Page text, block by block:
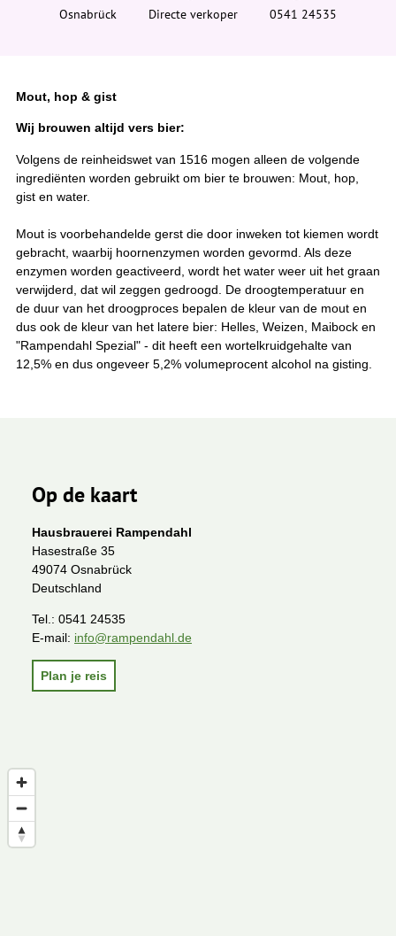
e
Osnabrück Directe verkoper 0541 24535
Mout, hop & gist
Wij brouwen altijd vers bier:
Volgens de reinheidswet van 1516 mogen alleen de volgende
ingrediënten worden gebruikt om bier te brouwen: Mout, hop,
gist en water.
Mout is voorbehandelde gerst die door inweken tot kiemen wordt
gebracht, waarbij hoornenzymen worden gevormd. Als deze
enzymen worden geactiveerd, wordt het water weer uit het graan
verwijderd, dat wil zeggen gedroogd. De droogtemperatuur en
de duur van het droogproces bepalen de kleur van de mout en
dus ook de kleur van het latere bier: Helles, Weizen, Maibock en
"Rampendahl Spezial" - dit heeft een wortelkruidgehalte van
12,5% en dus ongeveer 5,2% volumeprocent alcohol na gisting.
Op de kaart
Hausbrauerei Rampendahl
Hasestraße 35
49074 Osnabrück
Deutschland
Tel.: 0541 24535
E-mail: info@rampendahl.de
Plan je reis